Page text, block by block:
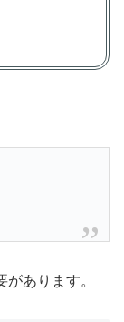
あります。